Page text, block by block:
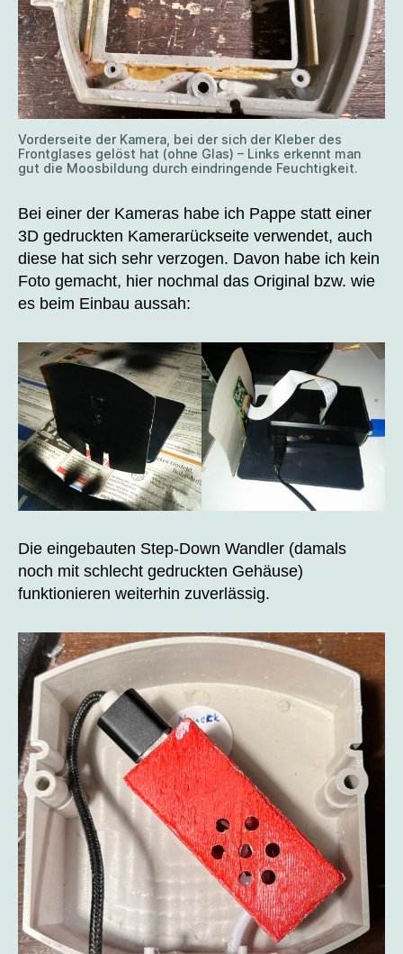
Vorderseite der Kamera, bei der sich der Kleber des
Frontglases gelöst hat (ohne Glas) – Links erkennt man
gut die Moosbildung durch eindringende Feuchtigkeit.
Bei einer der Kameras habe ich Pappe statt einer
3D gedruckten Kamerarückseite verwendet, auch
diese hat sich sehr verzogen. Davon habe ich kein
Foto gemacht, hier nochmal das Original bzw. wie
es beim Einbau aussah:
Die eingebauten Step-Down Wandler (damals
noch mit schlecht gedruckten Gehäuse)
funktionieren weiterhin zuverlässig.